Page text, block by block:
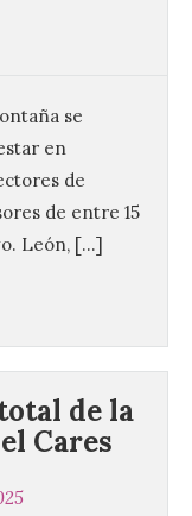
se
en
de
de entre 15
León, […]
de la
Cares